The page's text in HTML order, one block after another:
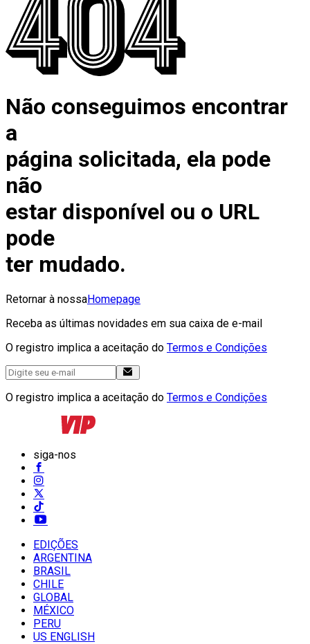
Não conseguimos encontrar
a
página solicitada, ela pode
não
estar disponível ou o URL
pode
ter mudado.
Retornar à nossaHomepage
Receba as últimas novidades em sua caixa de e-mail
O registro implica a aceitação do Termos e Condições
O registro implica a aceitação do Termos e Condições
siga-nos
EDIÇÕES
ARGENTINA
BRASIL
CHILE
GLOBAL
MÉXICO
PERU
US ENGLISH